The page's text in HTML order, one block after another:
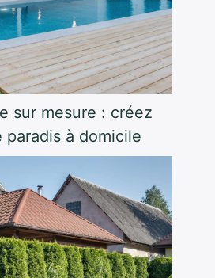
sur mesure : créez
à domicile